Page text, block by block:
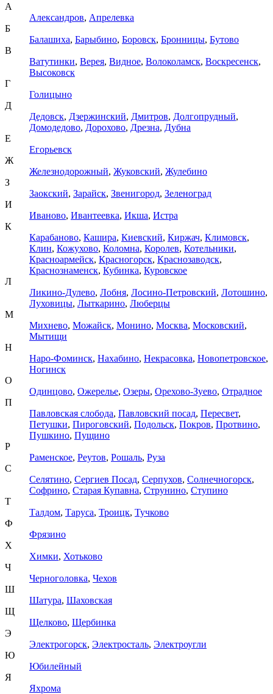
А
Александров, Апрелевка
Б
Балашиха, Барыбино, Боровск, Бронницы, Бутово
В
Ватутинки, Верея, Видное, Волоколамск, Воскресенск,
Высоковск
Г
Голицыно
Д
Дедовск, Дзержинский, Дмитров, Долгопрудный,
Домодедово, Дорохово, Дрезна, Дубна
Е
Егорьевск
Ж
Железнодорожный, Жуковский, Жулебино
З
Заокский, Зарайск, Звенигород, Зеленоград
И
Иваново, Ивантеевка, Икша, Истра
К
Карабаново, Кашира, Киевский, Киржач, Климовск,
Клин, Кожухово, Коломна, Королев, Котельники,
Красноармейск, Красногорск, Краснозаводск,
Краснознаменск, Кубинка, Куровское
Л
Ликино-Дулево, Лобня, Лосино-Петровский, Лотошино,
Луховицы, Лыткарино, Люберцы
М
Михнево, Можайск, Монино, Москва, Московский,
Мытищи
Н
Наро-Фоминск, Нахабино, Некрасовка, Новопетровское,
Ногинск
О
Одинцово, Ожерелье, Озеры, Орехово-Зуево, Отрадное
П
Павловская слобода, Павловский посад, Пересвет,
Петушки, Пироговский, Подольск, Покров, Протвино,
Пушкино, Пущино
Р
Раменское, Реутов, Рошаль, Руза
С
Селятино, Сергиев Посад, Серпухов, Солнечногорск,
Софрино, Старая Купавна, Струнино, Ступино
Т
Талдом, Таруса, Троицк, Тучково
Ф
Фрязино
Х
Химки, Хотьково
Ч
Черноголовка, Чехов
Ш
Шатура, Шаховская
Щ
Щелково, Щербинка
Э
Электрогорск, Электросталь, Электроугли
Ю
Юбилейный
Я
Яхрома